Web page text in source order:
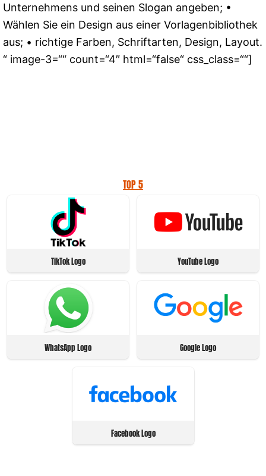
Unternehmens und seinen Slogan angeben; •
Wählen Sie ein Design aus einer Vorlagenbibliothek
aus; • richtige Farben, Schriftarten, Design, Layout.
“ image-3=““ count=“4″ html=“false“ css_class=““]
TOP 5
TikTok Logo YouTube Logo
WhatsApp Logo Google Logo
Facebook Logo